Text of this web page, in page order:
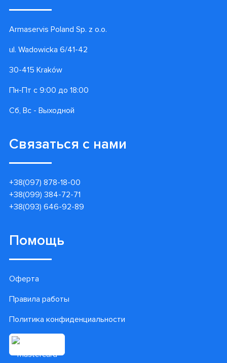
Armaservis Poland Sp. z o.o.
ul. Wadowicka 6/41-42
30-415 Kraków
Пн-Пт с 9:00 до 18:00
Сб, Вс - Выходной
Связаться с нами
+38(097) 878-18-00
+38(099) 384-72-71
+38(093) 646-92-89
Помощь
Оферта
Правила работы
Политика конфиденциальности